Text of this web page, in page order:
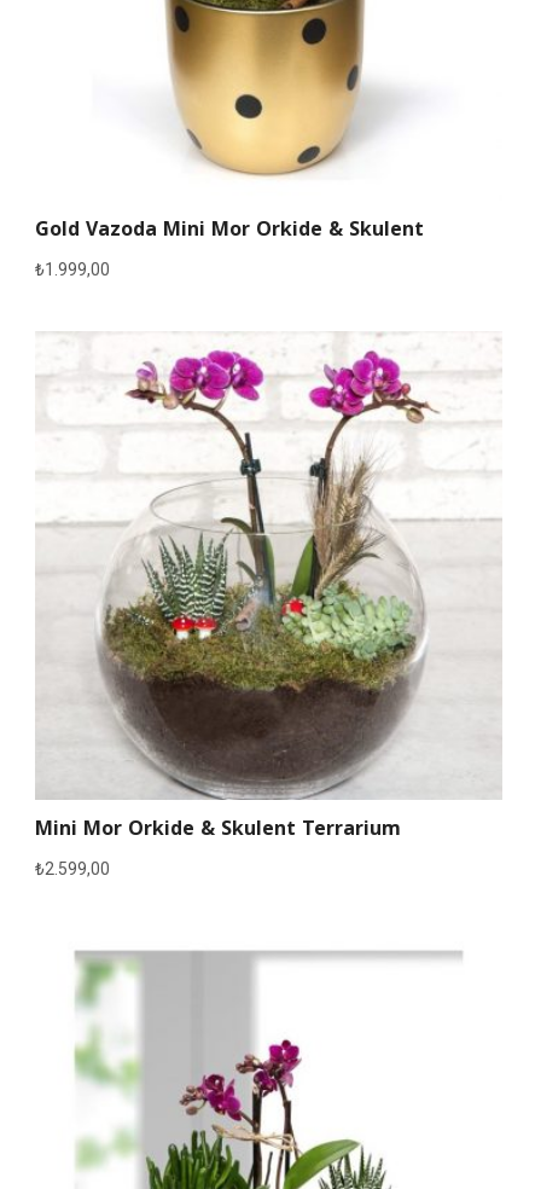
Gold Vazoda Mini Mor Orkide & Skulent
₺1.999,00
Mini Mor Orkide & Skulent Terrarium
₺2.599,00